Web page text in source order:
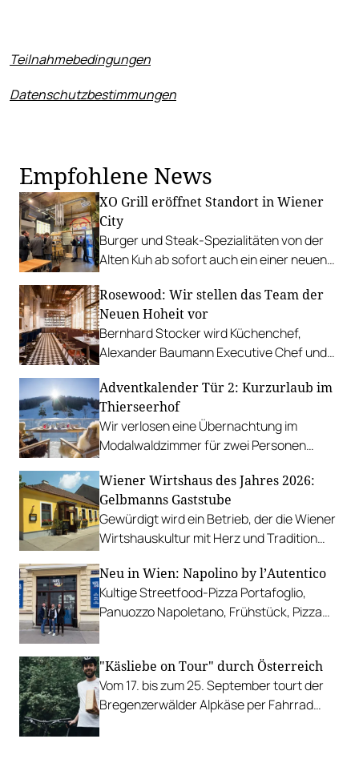
Teilnahmebedingungen
Datenschutzbestimmungen
Empfohlene News
XO Grill eröffnet Standort in Wiener
City
Burger und Steak-Spezialitäten von der
Alten Kuh ab sofort auch ein einer neuen
Rosewood: Wir stellen das Team der
Neuen Hoheit vor
Bernhard Stocker wird Küchenchef,
Alexander Baumann Executive Chef und
Leitung.
Adventkalender Tür 2: Kurzurlaub im
Thierseerhof
Wir verlosen eine Übernachtung im
Modalwaldzimmer für zwei Personen
Wiener Wirtshaus des Jahres 2026:
Gelbmanns Gaststube
Gewürdigt wird ein Betrieb, der die Wiener
Wirtshauskultur mit Herz und Tradition
Neu in Wien: Napolino by l’Autentico
Kultige Streetfood-Pizza Portafoglio,
Panuozzo Napoletano, Frühstück, Pizza
"Käsliebe on Tour" durch Österreich
Vom 17. bis zum 25. September tourt der
Bregenzerwälder Alpkäse per Fahrrad